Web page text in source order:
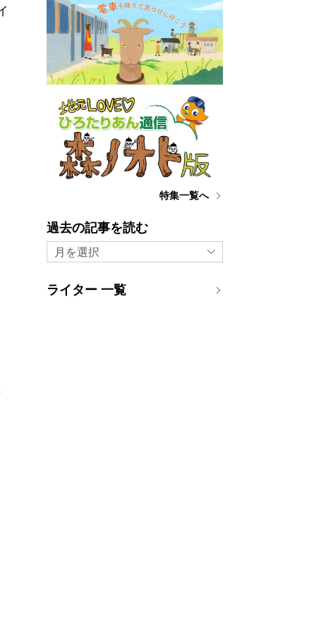
特集一覧へ
過去の記事を読む
月を選択
ライター 一覧